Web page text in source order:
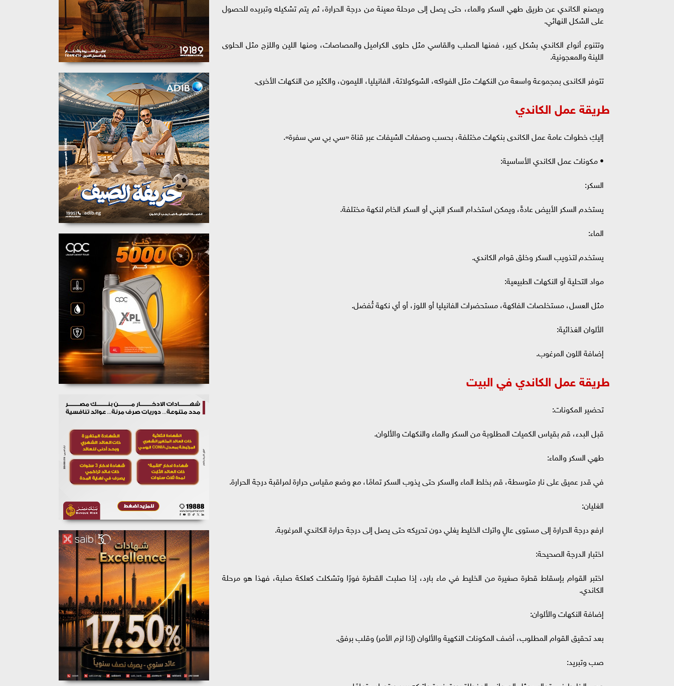
ويصنع الكاندي عن طريق طهي السكر والماء، حتى يصل إلى مرحلة معينة من درجة الحرارة، ثم يتم تشكيله وتبريده للحصول
على الشكل النهائي.
وتتنوع أنواع الكاندي بشكل كبير، فمنها الصلب والقاسي مثل حلوى الكراميل والمصاصات، ومنها اللين واللزج مثل الحلوى
اللينة والمعجونية.
تتوفر الكاندى بمجموعة واسعة من النكهات مثل الفواكه، الشوكولاتة، الفانيليا، الليمون، والكثير من النكهات الأخرى.
طريقة عمل الكاندي
إليكِ خطوات عامة عمل الكاندى بنكهات مختلفة، بحسب وصفات الشيفات عبر قناة «سي بي سي سفرة».
• مكونات عمل الكاندي الأساسية:
السكر:
يستخدم السكر الأبيض عادةً، ويمكن استخدام السكر البني أو السكر الخام لنكهة مختلفة.
الماء:
يستخدم لتذويب السكر وخلق قوام الكاندي.
مواد التحلية أو النكهات الطبيعية:
مثل العسل، مستخلصات الفاكهة، مستحضرات الفانيليا أو اللوز، أو أي نكهة تُفضل.
الألوان الغذائية:
إضافة اللون المرغوب.
طريقة عمل الكاندي في البيت
تحضير المكونات:
قبل البدء، قم بقياس الكميات المطلوبة من السكر والماء والنكهات والألوان.
طهي السكر والماء:
في قدر عميق على نار متوسطة، قم بخلط الماء والسكر حتى يذوب السكر تمامًا، مع وضع مقياس حرارة لمراقبة درجة الحرارة.
الغليان:
ارفع درجة الحرارة إلى مستوى عالٍ واترك الخليط يغلي دون تحريكه حتى يصل إلى درجة حرارة الكاندي المرغوبة.
اختبار الدرجة الصحيحة:
اختبر القوام بإسقاط قطرة صغيرة من الخليط في ماء بارد، إذا صلبت القطرة فورًا وتشكلت كعلكة صلبة، فهذا هو مرحلة
الكاندي.
إضافة النكهات والألوان:
بعد تحقيق القوام المطلوب، أضف المكونات النكهية والألوان (إذا لزم الأمر) وقلب برفق.
صب وتبريد: